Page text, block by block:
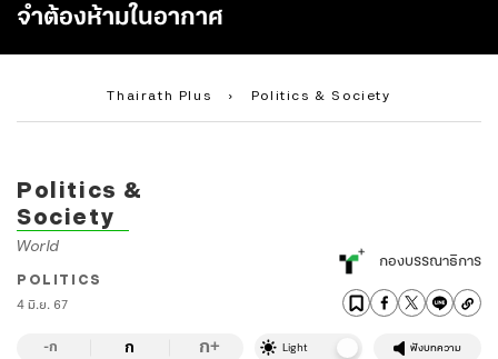
จำต้องห้ามในอากาศ
Thairath Plus › Politics & Society
Politics &
Society
World
POLITICS
4 มิ.ย. 67
กองบรรณาธิการ
-ก ก ก+ Light ฟังบทความ